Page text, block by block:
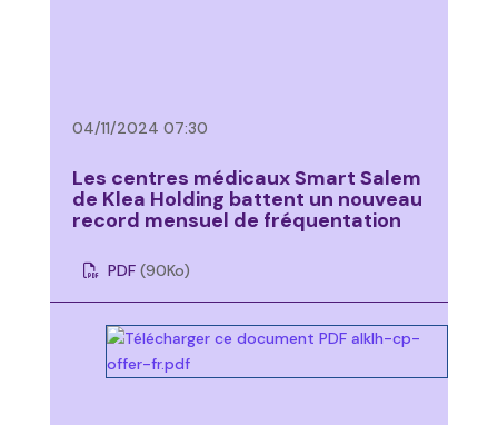
04/11/2024 07:30
Les centres médicaux Smart Salem
de Klea Holding battent un nouveau
record mensuel de fréquentation
PDF (90Ko)